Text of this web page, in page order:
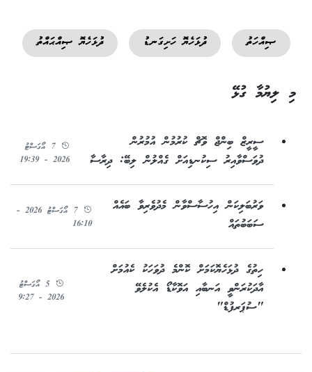
ޞިއްހަތު ދުޅަހެޔޮ ހަށިގަނޑު ދުޅަހެޔޮ ޞިއްޙައްތު
މި ލިޔުމާ ގުޅޭ
ސީރީޒް ބިންޖް ވޮޗް ކުރުމުން އުމުރުން
ދުވަސްވާއިރު ސިކުނޑިއަށް ގެއްލުން ލިބޭ: ދިރާސާ
7 އޯގަސްޓު
2026 - 19:39
ވަރުބަލިކަން އިހުސާސްވާން މެދުވެރިވާ ބައެއް
ސަބަބުތައް
7 އޯގަސްޓު 2026 -
16:10
ހިތުގެ ދުޅަހެޔޮކަމަށް ކޮންމެ ދުވަހަކު ކެއުމަށް
އާދަކުރަންވީ އަނބާއި އަވޮކާޑޯ އެކުލެވޭ
"ސުޕަރފުޑް"
5 އޯގަސްޓު
2026 - 9:27